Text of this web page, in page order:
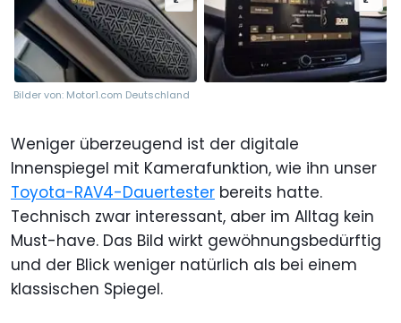
Bilder von: Motor1.com Deutschland
Weniger überzeugend ist der digitale
Innenspiegel mit Kamerafunktion, wie ihn unser
Toyota-RAV4-Dauertester bereits hatte.
Technisch zwar interessant, aber im Alltag kein
Must-have. Das Bild wirkt gewöhnungsbedürftig
und der Blick weniger natürlich als bei einem
klassischen Spiegel.